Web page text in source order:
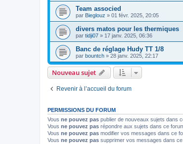
Team associed
par Bieglouz » 01 févr. 2025, 20:05
divers matos pour les thermiques
par tidji07 » 17 janv. 2025, 06:36
Banc de réglage Hudy TT 1/8
par bountch » 28 janv. 2025, 22:17
Nouveau sujet
Revenir à l’accueil du forum
PERMISSIONS DU FORUM
Vous ne pouvez pas publier de nouveaux sujets dans
Vous ne pouvez pas répondre aux sujets dans ce
Vous ne pouvez pas modifier vos messages dans ce
Vous ne pouvez pas supprimer vos messages dans